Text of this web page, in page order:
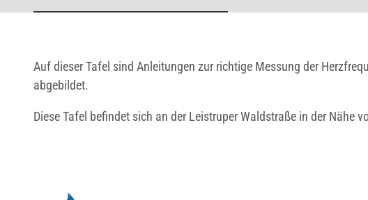
Auf dieser Tafel sind Anleitungen zur richtige Messung der
abgebildet.
Diese Tafel befindet sich an der Leistruper Waldstraße in der Nähe